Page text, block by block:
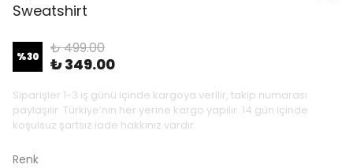
Sweatshirt
%30 ₺ 499.00
₺ 349.00
Siparişler 1-3 iş günü içinde kargoya verilir, takip numarası
paylaşılır. Türkiye’nin her yerine kargo yapılır. 14 gün içinde
koşulsuz şartsız iade hakkınız vardır.
Renk